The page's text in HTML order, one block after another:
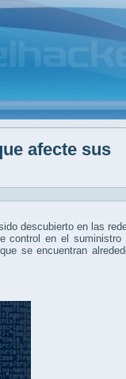
afecte sus
descubierto en las
control en el
se encuentran